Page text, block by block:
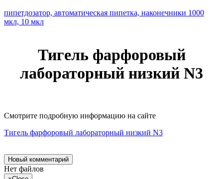
пипетдозатор, автоматическая пипетка, наконечники 1000
мкл, 10 мкл
Тигель фарфоровый
лабораторный низкий N3
Смотрите подробную информацию на сайте
Тигель фарфоровый лабораторный низкий N3
Новый комментарий
Нет файлов